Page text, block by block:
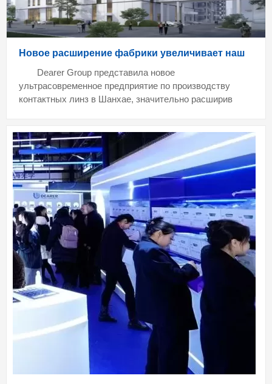
Новое расширение фабрики увеличивает наш
Dearer Group представила новое
ультрасовременное предприятие по производству
контактных линз в Шанхае, значительно расширив